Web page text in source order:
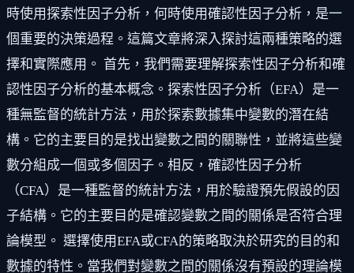
時使用探索性因子分析，何時使用確認性因子分析，是一
個重要的決策過程。這篇文章將深入探討這兩種策略的選
擇和實際應用。 首先，我們需要理解探索性因子分析和確
認性因子分析的基本概念。探索性因子分析（EFA）是一
種無監督的統計方法，用於探索數據集中變數的潛在結
構。它的主要目的是找出變數之間的關聯性，並將這些變
數分組成一個或多個因子。相反，確認性因子分析
（CFA）是一種監督的統計方法，用於驗證預先假設的因
子結構。它的主要目的是確認變數之間的關係是否符合理
論模型。 選擇使用EFA或CFA的策略取決於研究的目的和
數據的特性。當我們對變數之間的關係沒有預設的理論模